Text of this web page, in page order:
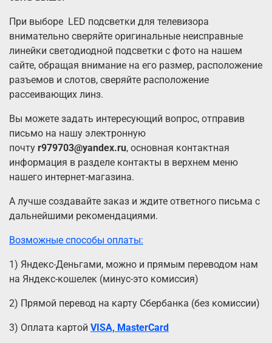
При выборе LED подсветки для телевизора
внимательно сверяйте оригинальные неисправные
линейки светодиодной подсветки с фото на нашем
сайте, обращая внимание на его размер, расположение
разъемов и слотов, сверяйте расположение
рассеивающих линз.
Вы можете задать интересующий вопрос, отправив
письмо на нашу электронную
почту r979703@yandex.ru, основная контактная
информация в разделе контакты в верхнем меню
нашего интернет-магазина.
А лучше создавайте заказ и ждите ответного письма с
дальнейшими рекомендациями.
Возможные способы оплаты:
1) Яндекс-Деньгами, можно и прямым переводом нам
на Яндекс-кошелек (минус-это комиссия)
2) Прямой перевод на карту Сбербанка (без комиссии)
3) Оплата картой VISA, MasterCard